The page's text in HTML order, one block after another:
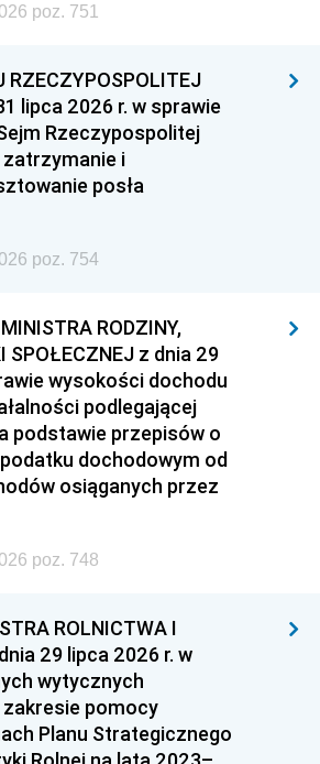
poz. 751
RZECZYPOSPOLITEJ
lipca 2026 r. w sprawie
Rzeczypospolitej
zatrzymanie i
posła
poz. 754
RODZINY,
SPOŁECZNEJ z dnia 29
wysokości dochodu
podlegającej
podstawie przepisów o
dochodowym od
osiąganych przez
poz. 748
ROLNICTWA I
29 lipca 2026 r. w
wytycznych
pomocy
Planu Strategicznego